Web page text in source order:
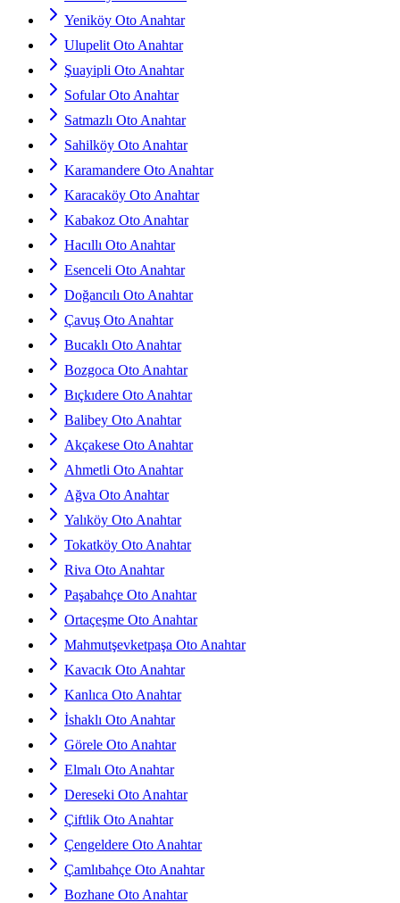
Yeniköy Oto Anahtar
Ulupelit Oto Anahtar
Şuayipli Oto Anahtar
Sofular Oto Anahtar
Satmazlı Oto Anahtar
Sahilköy Oto Anahtar
Karamandere Oto Anahtar
Karacaköy Oto Anahtar
Kabakoz Oto Anahtar
Hacıllı Oto Anahtar
Esenceli Oto Anahtar
Doğancılı Oto Anahtar
Çavuş Oto Anahtar
Bucaklı Oto Anahtar
Bozgoca Oto Anahtar
Bıçkıdere Oto Anahtar
Balibey Oto Anahtar
Akçakese Oto Anahtar
Ahmetli Oto Anahtar
Ağva Oto Anahtar
Yalıköy Oto Anahtar
Tokatköy Oto Anahtar
Riva Oto Anahtar
Paşabahçe Oto Anahtar
Ortaçeşme Oto Anahtar
Mahmutşevketpaşa Oto Anahtar
Kavacık Oto Anahtar
Kanlıca Oto Anahtar
İshaklı Oto Anahtar
Görele Oto Anahtar
Elmalı Oto Anahtar
Dereseki Oto Anahtar
Çiftlik Oto Anahtar
Çengeldere Oto Anahtar
Çamlıbahçe Oto Anahtar
Bozhane Oto Anahtar